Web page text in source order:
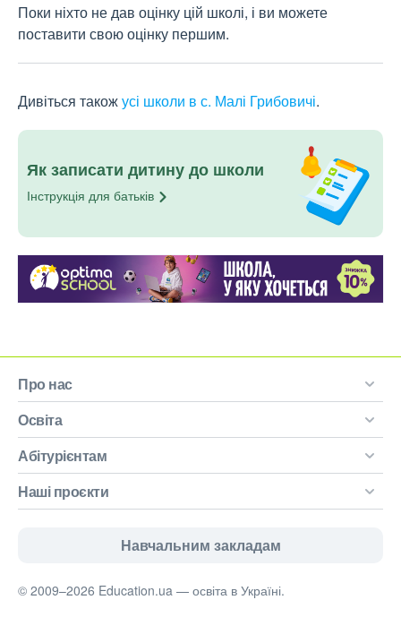
Поки ніхто не дав оцінку цій школі, і ви можете
поставити свою оцінку першим.
Дивіться такожусі школи в с. Малі Грибовичі.
Як записати дитину до школи
Інструкція для батьків
Про нас
Освіта
Абітурієнтам
Наші проєкти
Навчальним закладам
© 2009–2026 Education.ua — освіта в Україні.